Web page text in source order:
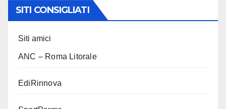
SITI CONSIGLIATI
Siti amici
ANC – Roma Litorale
EdiRinnova